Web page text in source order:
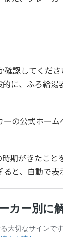
認してくだ
に、ふろ給
の公式ホー
期がきたこと
と、自動で表